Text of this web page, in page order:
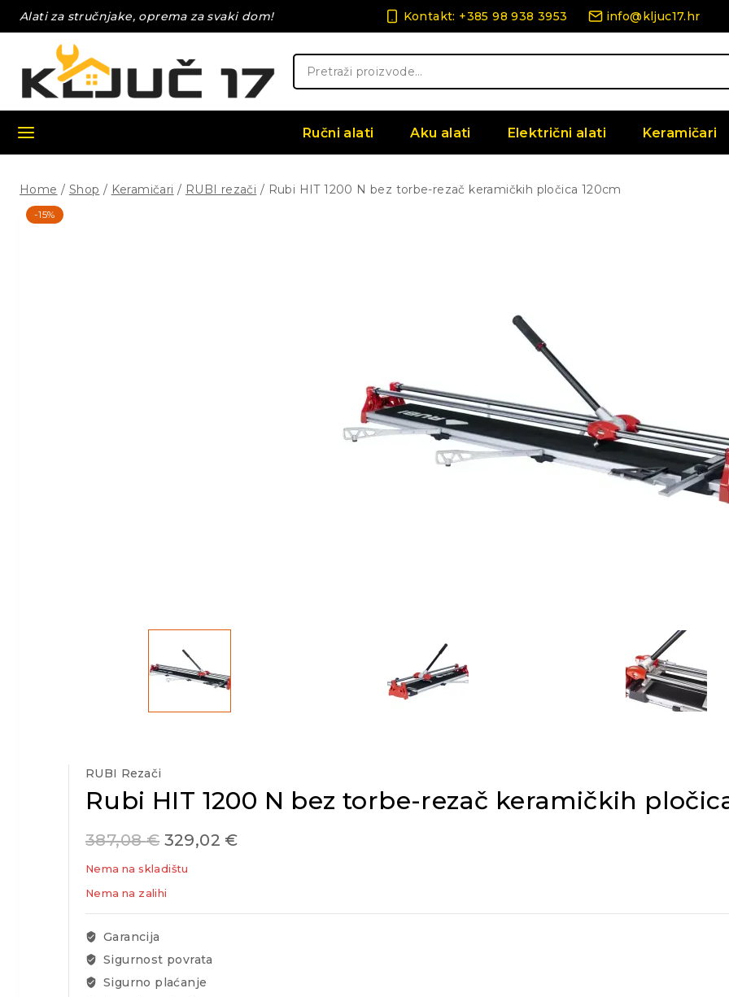
Alati za stručnjake, oprema za svaki dom! Kontakt: +385 98 938 3953 info@kljuc17.hr
Pretraži:
Ručni alati Aku alati Električni alati Keramičari
Home / Shop / Keramičari / RUBI rezači / Rubi HIT 1200 N bez torbe-rezač keramičkih pločica 120cm
-15%
RUBI Rezači
Rubi HIT 1200 N bez torbe-rezač keramičkih
387,08€ 329,02 €
Nema na skladištu
Nema na zalihi
Garancija
Sigurnost povrata
Sigurno plaćanje